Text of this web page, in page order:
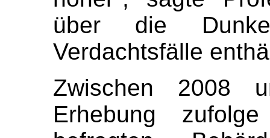
über die
Verdachtsfälle
Zwischen 2008
Erhebung